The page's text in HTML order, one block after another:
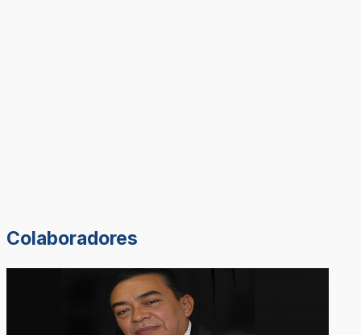
Colaboradores